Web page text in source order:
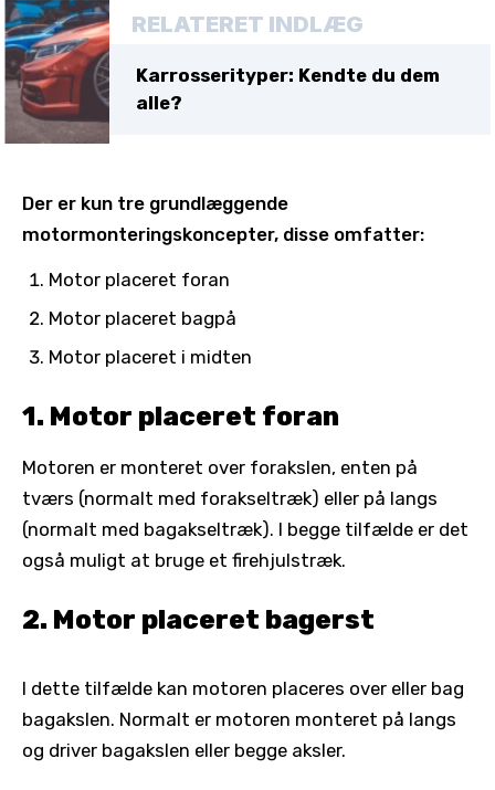
RELATERET INDLÆG
Karrosserityper: Kendte du dem
alle?
Der er kun tre grundlæggende
motormonteringskoncepter, disse omfatter:
Motor placeret foran
Motor placeret bagpå
Motor placeret i midten
1. Motor placeret foran
Motoren er monteret over forakslen, enten på
tværs (normalt med forakseltræk) eller på langs
(normalt med bagakseltræk). I begge tilfælde er det
også muligt at bruge et firehjulstræk.
2. Motor placeret bagerst
I dette tilfælde kan motoren placeres over eller bag
bagakslen. Normalt er motoren monteret på langs
og driver bagakslen eller begge aksler.